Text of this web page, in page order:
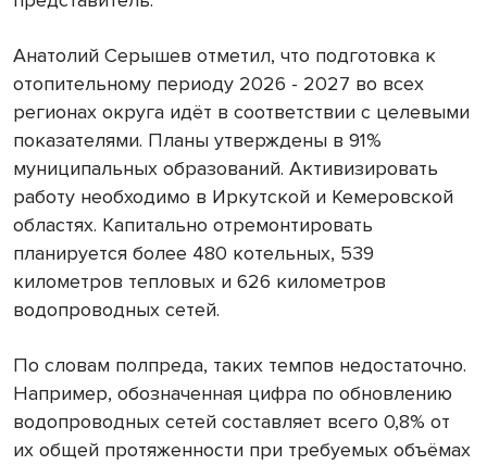
Анатолий Серышев отметил, что подготовка к
отопительному периоду 2026 - 2027 во всех
регионах округа идёт в соответствии с целевыми
показателями. Планы утверждены в 91%
муниципальных образований. Активизировать
работу необходимо в Иркутской и Кемеровской
областях. Капитально отремонтировать
планируется более 480 котельных, 539
километров тепловых и 626 километров
водопроводных сетей.
По словам полпреда, таких темпов недостаточно.
Например, обозначенная цифра по обновлению
водопроводных сетей составляет всего 0,8% от
их общей протяженности при требуемых объёмах